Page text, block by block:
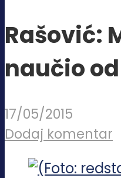
Rašović:
naučio
17/05/2015
Dodaj komentar